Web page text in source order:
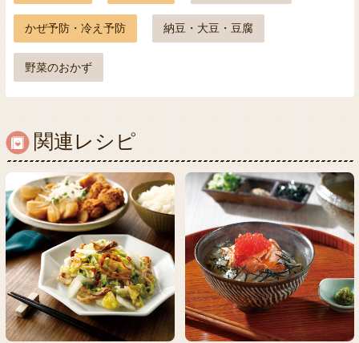
かぜ予防・冷え予防 納豆・大豆・豆腐
野菜のおかず
関連レシピ